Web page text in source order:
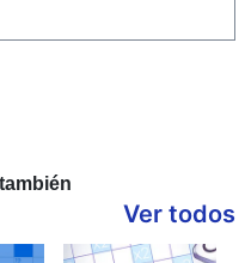
Ver todos